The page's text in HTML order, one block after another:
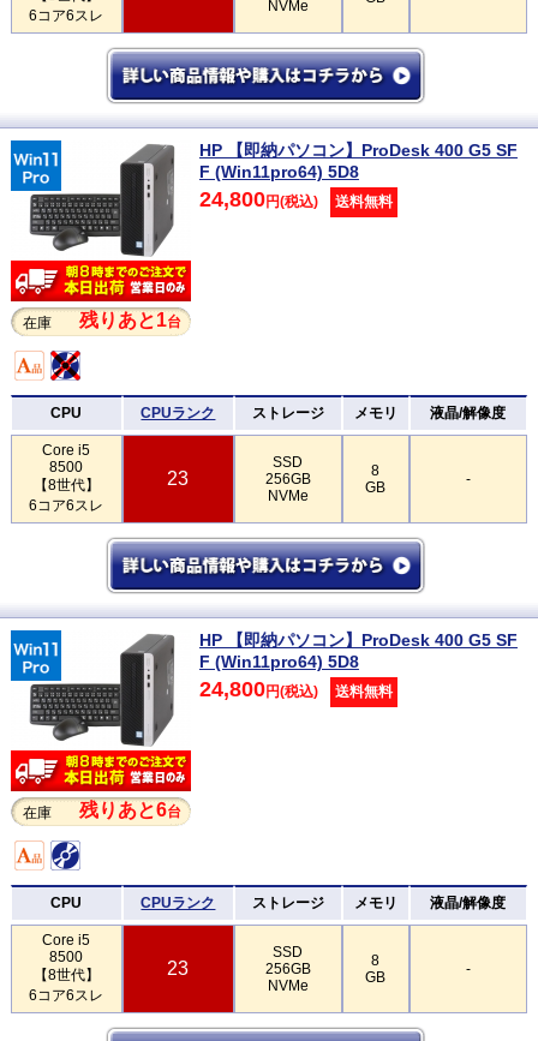
6コア6スレ
NVMe
在庫 残りあと1台
HP 【即納パソコン】ProDesk 400 G5 SF
F (Win11pro64) 5D8
24,800円(税込) 送料無料
CPU CPUランク ストレージ メモリ 液晶/解像度
Core i5
8500
【8世代】
6コア6スレ
23
SSD
256GB
NVMe
8
GB
-
在庫 残りあと6台
HP 【即納パソコン】ProDesk 400 G5 SF
F (Win11pro64) 5D8
24,800円(税込) 送料無料
CPU CPUランク ストレージ メモリ 液晶/解像度
Core i5
8500
【8世代】
6コア6スレ
23
SSD
256GB
NVMe
8
GB
-